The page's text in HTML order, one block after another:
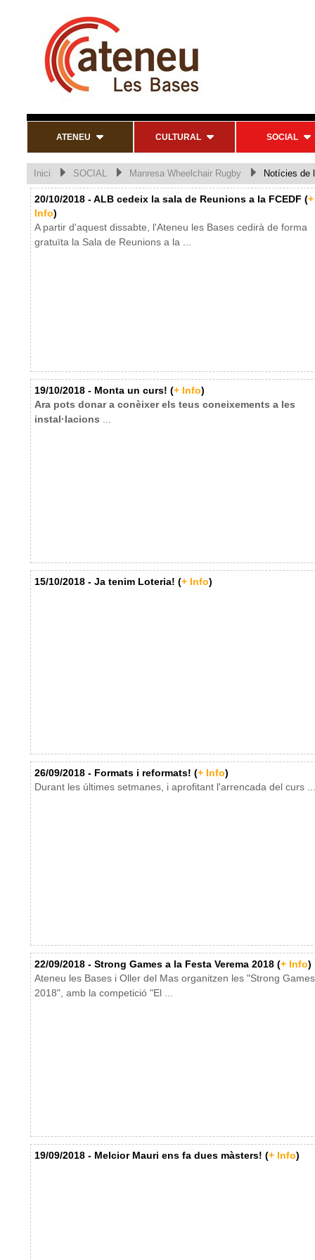
ATENEU CULTURAL SOCIAL
Inici SOCIAL Manresa Wheelchair Rugby Notícies de
20/10/2018 - ALB cedeix la sala de Reunions a la FCEDF (+
Info)
A partir d'aquest dissabte, l'Ateneu les Bases cedirà de forma
gratuïta la Sala de Reunions a la ...
19/10/2018 - Monta un curs! (+ Info)
Ara pots donar a conèixer els teus coneixements a les
instal·lacions
15/10/2018 - Ja tenim Loteria! (+ Info)
26/09/2018 - Formats i reformats! (+ Info)
Durant les últimes setmanes, i aprofitant l'arrencada del curs ...
22/09/2018 - Strong Games a la Festa Verema 2018 (+ Info)
Ateneu les Bases i Oller del Mas organitzen les "Strong Games
2018", amb la competició "El ...
19/09/2018 - Melcior Mauri ens fa dues màsters! (+ Info)